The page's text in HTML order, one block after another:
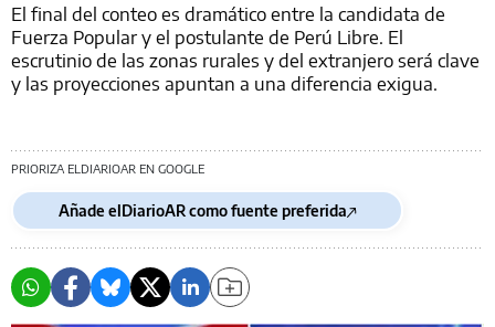
El final del conteo es dramático entre la candidata de
Fuerza Popular y el postulante de Perú Libre. El
escrutinio de las zonas rurales y del extranjero será clave
y las proyecciones apuntan a una diferencia exigua.
PRIORIZA ELDIARIOAR EN GOOGLE
Añade elDiarioAR como fuente preferida